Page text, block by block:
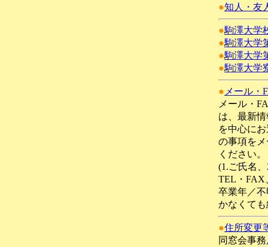
●知人・友
●駒澤大学
●駒澤大学
●駒澤大学
●駒澤大学
● メール・
メール・
は、最新
を中心に
の事項を
ください。
(1.ご氏名
TEL・FAX
卒業年／
かなくて
●住所変更
同窓会事